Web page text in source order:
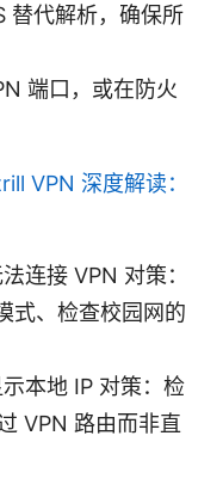
替代解析，确保所
端口，或在防火
VPN 深度解读：
连接 VPN 对策：
式、检查校园网的
本地 IP 对策：检
VPN 路由而非直